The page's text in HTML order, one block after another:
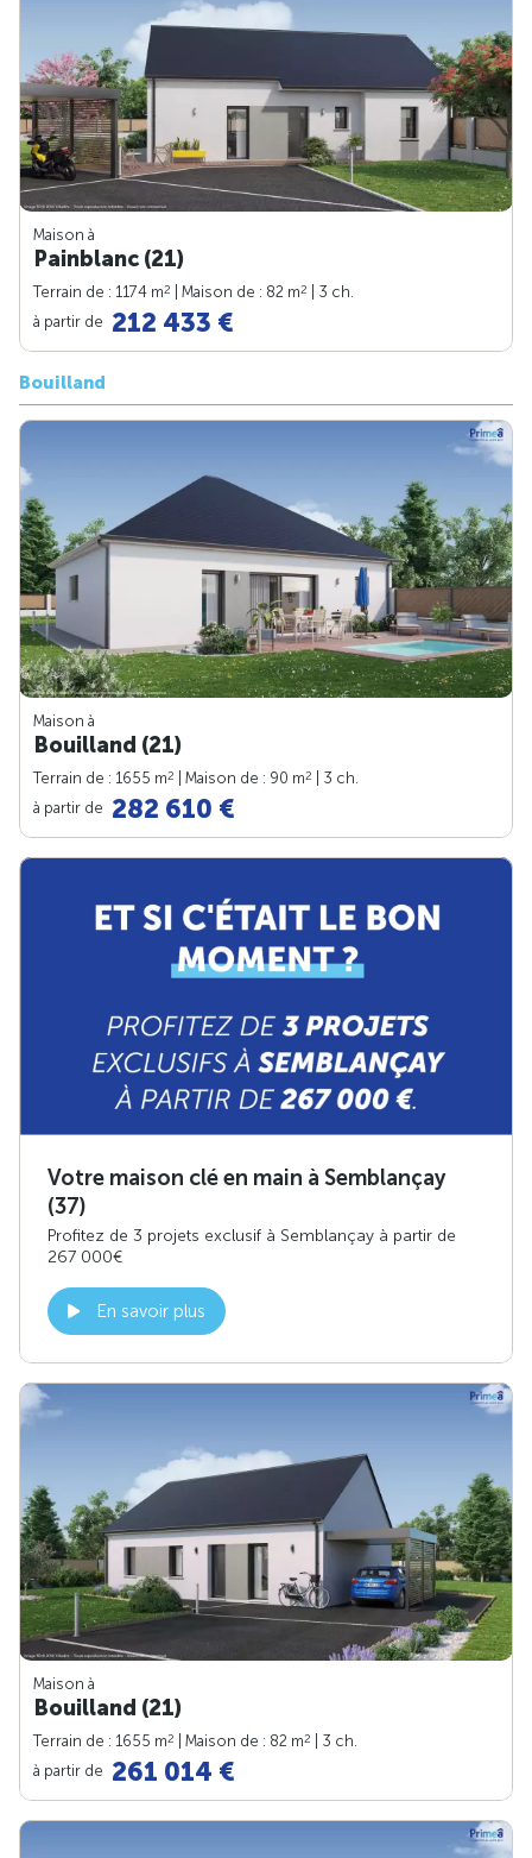
Maison à
Painblanc (21)
Terrain de : 1174 m2 | Maison de : 82 m2
| 3 ch.
à partir de 212 433 €
Bouilland
Maison à
Bouilland (21)
Terrain de : 1655 m2 | Maison de : 90 m2
| 3 ch.
à partir de 282 610 €
Votre maison clé en main à Semblançay
(37)
Profitez de 3 projets exclusif à Semblançay à partir de
267 000€
En savoir plus
Maison à
Bouilland (21)
Terrain de : 1655 m2 | Maison de : 82 m2
| 3 ch.
à partir de 261 014 €